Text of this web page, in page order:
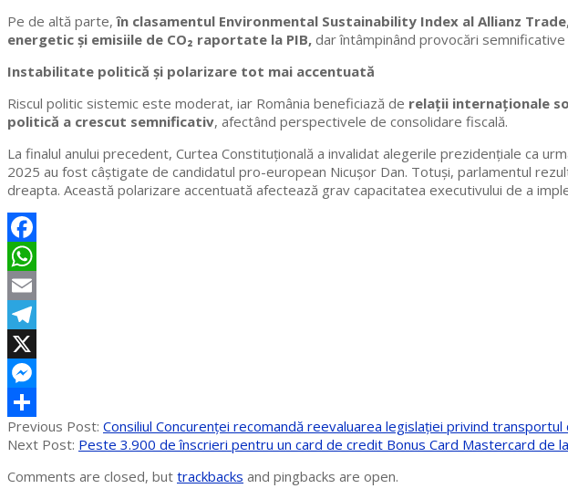
Pe de altă parte,în clasamentul Environmental Sustainability Index al Allianz Trade,
energetic și emisiile de CO₂ raportate la PIB, dar întâmpinând provocări
Instabilitate politică și polarizare tot mai accentuată
Riscul politic sistemic este moderat, iar România beneficiază de relații internaționale
politică a crescut semnificativ, afectând perspectivele de consolidare fiscală.
La finalul anului precedent, Curtea Constituțională a invalidat alegerile prezidențiale ca
2025 au fost câștigate de candidatul pro-european Nicușor Dan. Totuși, parlamentul
dreapta. Această polarizare accentuată afectează grav capacitatea executivului de a
Facebook
WhatsApp
Email
Telegram
X
Messenger
Partajează
2025-
07-
Previous Post: Consiliul Concurenței recomandă reevaluarea legislației privind
Next Post: Peste 3.900 de înscrieri pentru un card de credit Bonus Card Mastercard de
Comments are closed, but trackbacks and pingbacks are open.